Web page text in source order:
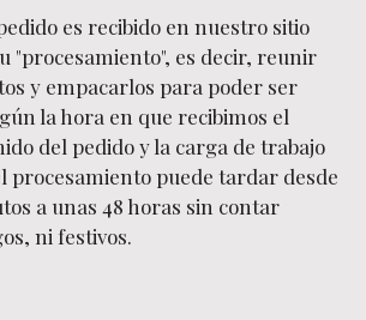
es recibido en nuestro sitio
"procesamiento", es decir, reunir
y empacarlos para poder ser
la hora en que recibimos el
del pedido y la carga de trabajo
procesamiento puede tardar desde
a unas 48 horas sin contar
ni festivos.